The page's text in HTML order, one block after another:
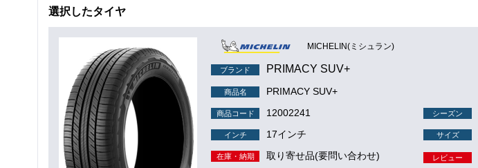
選択したタイヤ
MICHELIN(ミシュラン)
ブランド PRIMACY SUV+
商品名 PRIMACY SUV+
商品コード 12002241 シーズン
インチ 17インチ サイズ
在庫・納期 取り寄せ品(要問い合わせ) レビュー